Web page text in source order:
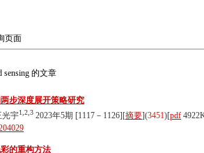
页面
sensing 的文章
步深度展开策略研究
光宇1,2,3 2023年5期 [1117－1126][摘要](3451)[pdf
的重构方法